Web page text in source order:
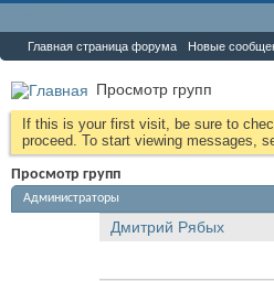
Главная страница форума Новые
Просмотр групп
If this is your first visit, be sure to
proceed. To start viewing messages,
Просмотр групп
Администраторы
Дмитрий Рябых